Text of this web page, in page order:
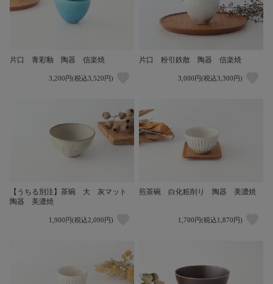
片口 青彩釉 陶器 信楽焼
3,200円(税込3,520円)
片口 粉引鉄散 陶器 信楽焼
3,000円(税込3,300円)
【うちる別注】茶碗 大 灰マット
陶器 美濃焼
1,900円(税込2,090円)
煎茶碗 白化粧削り 陶器 美濃焼
1,700円(税込1,870円)